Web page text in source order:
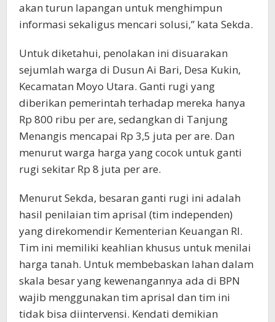
akan turun lapangan untuk menghimpun
informasi sekaligus mencari solusi,” kata Sekda.
Untuk diketahui, penolakan ini disuarakan
sejumlah warga di Dusun Ai Bari, Desa Kukin,
Kecamatan Moyo Utara. Ganti rugi yang
diberikan pemerintah terhadap mereka hanya
Rp 800 ribu per are, sedangkan di Tanjung
Menangis mencapai Rp 3,5 juta per are. Dan
menurut warga harga yang cocok untuk ganti
rugi sekitar Rp 8 juta per are.
Menurut Sekda, besaran ganti rugi ini adalah
hasil penilaian tim aprisal (tim independen)
yang direkomendir Kementerian Keuangan RI.
Tim ini memiliki keahlian khusus untuk menilai
harga tanah. Untuk membebaskan lahan dalam
skala besar yang kewenangannya ada di BPN
wajib menggunakan tim aprisal dan tim ini
tidak bisa diintervensi. Kendati demikian